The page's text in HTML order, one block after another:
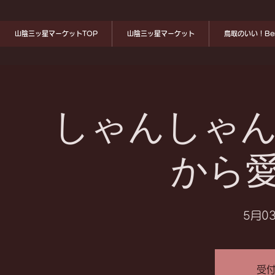
山陰三ッ星マーケットTOP 山陰三ッ星マーケット 鳥取のいい！
しゃんしゃ
から
5月
受